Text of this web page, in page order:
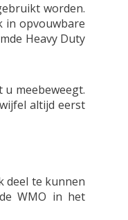
worden.
in opvouwbare
Heavy Duty
meebeweegt.
altijd eerst
deel te kunnen
WMO in het